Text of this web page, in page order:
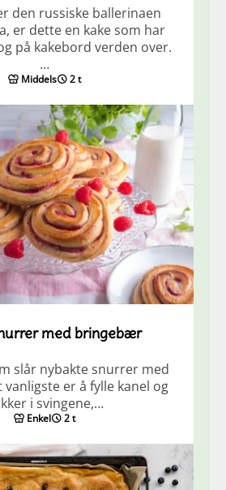
den russiske ballerinaen
er dette en kake som har
på kakebord verden over.
…
Middels 2 t
med bringebær
slår nybakte snurrer med
vanligste er å fylle kanel og
i svingene,…
Enkel 2 t